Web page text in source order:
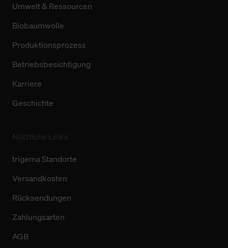
Umwelt & Ressourcen
Biobaumwolle
Produktionsprozess
Betriebsbesichtigung
Karriere
Geschichte
trigema Standorte
Versandkosten
Rücksendungen
Zahlungsarten
AGB